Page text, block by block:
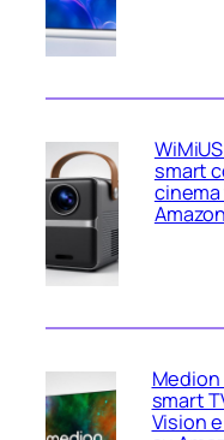
smart
Amazon
Medion
smart
Vision